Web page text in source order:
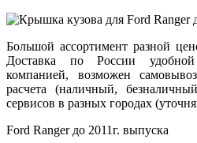
Большой ассортимент разной
Доставка по России
компанией, возможен
расчета (наличный,
сервисов в разных городах
Ford Ranger до 2011г. выпуска